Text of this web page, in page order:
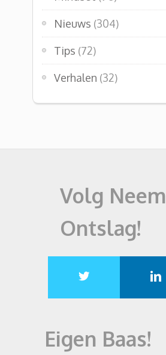
Nieuws (304)
Tips (72)
Verhalen (32)
Volg Neem
Ontslag!
Eigen Baas!